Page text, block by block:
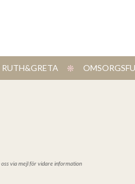
RUTH&GRETA
via mejl för vidare information